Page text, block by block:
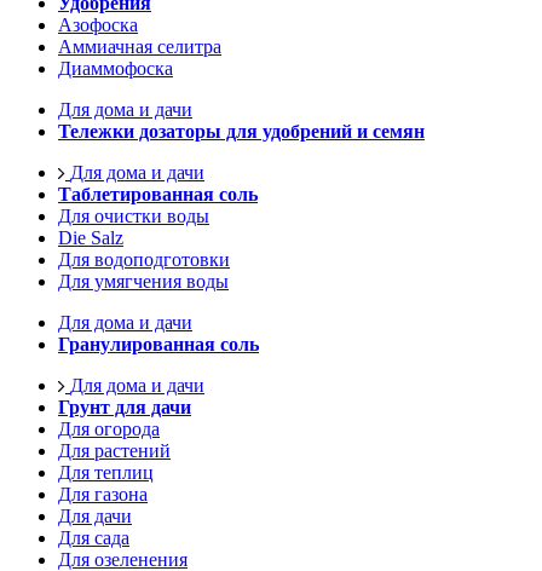
Азофоска
Аммиачная селитра
Диаммофоска
Для дома и дачи
Тележки дозаторы для удобрений и семян
Для дома и дачи
Таблетированная соль
Для очистки воды
Die Salz
Для водоподготовки
Для умягчения воды
Для дома и дачи
Гранулированная соль
Для дома и дачи
Грунт для дачи
Для огорода
Для растений
Для теплиц
Для газона
Для дачи
Для сада
Для озеленения